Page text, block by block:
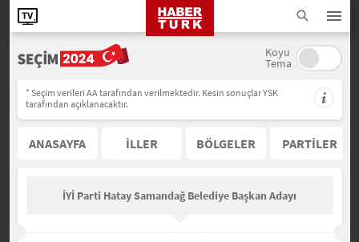
Koyu
Tema
* Seçim verileri AA tarafından verilmektedir. Kesin sonuçlar YSK
tarafından açıklanacaktır.
ANASAYFA İLLER BÖLGELER PARTİLER
İYİ Parti Hatay Samandağ Belediye Başkan Adayı